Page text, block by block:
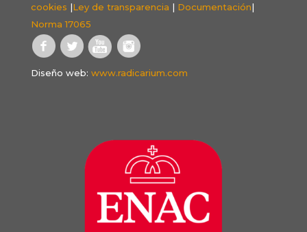
cookies |Ley de transparencia | Documentación|
Norma 17065
Diseño web: www.radicarium.com